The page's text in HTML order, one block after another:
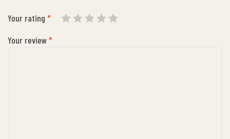
Your rating *
Your review*